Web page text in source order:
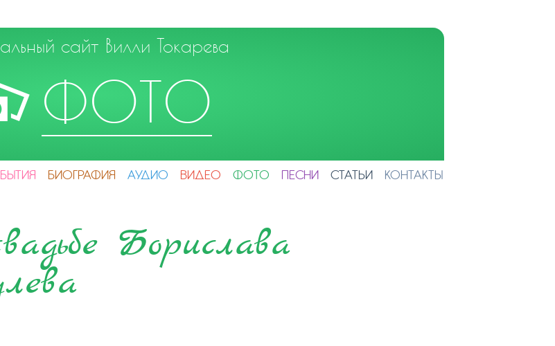
сайт Вилли Токарева
ФОТО
БИОГРАФИЯ АУДИО ВИДЕО ФОТО ПЕСНИ СТАТЬИ КОНТАКТЫ
Борислава